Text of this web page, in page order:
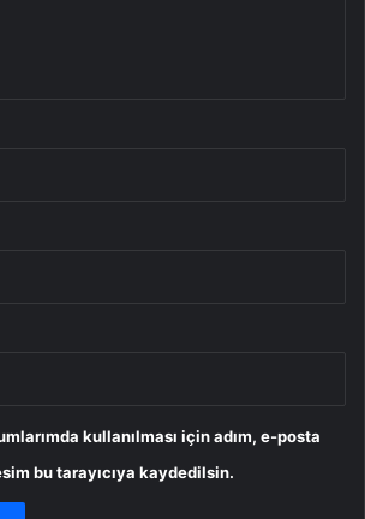
kullanılması için adım, e-posta
bu tarayıcıya kaydedilsin.